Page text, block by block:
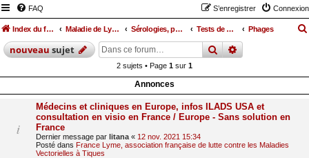
FAQ Connexion
S’enregistrer
Index du forum Maladie de Lyme Sérologies, ponctions lombaires, IRM et autres examens Tests de détection Lyme et coinfections Phages
nouveausujet rechercher
recherche
2 sujets • Page 1 sur 1
Annonces
Médecins et cliniques en Europe, infos ILADS USA et
consultation en visio en France / Europe - Sans solution en
France
Dernier message par litana « 12 nov. 2021 15:34
Posté dans France Lyme, association française de lutte contre les Maladies
Vectorielles à Tiques